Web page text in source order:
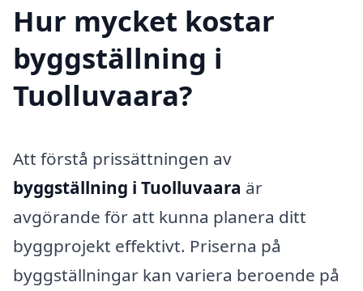
Hur mycket kostar
byggställning i
Tuolluvaara?
Att förstå prissättningen av
byggställning i Tuolluvaara är
avgörande för att kunna planera ditt
byggprojekt effektivt. Priserna på
byggställningar kan variera beroende på